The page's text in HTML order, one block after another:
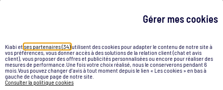
Gérer mes cookies
Kiabi etses partenaires (34)utilisent des cookies pour adapter le contenu de notre site à
vos préférences, vous donner accès à des solutions de la relation client (chat et avis
client), vous proposer des offres et publicités personnalisées ou encore pour réaliser des
mesures de performance.Une fois votre choix réalisé, nous le conserverons pendant 6
mois.Vous pouvez changer d’avis à tout moment depuis le lien « Les cookies » en bas à
gauche de chaque page de notre site.
Consulter la politique cookies
Sous-pull uni col roulé
12,00 €
T-shirt en jersey à manches longues
14,00 €